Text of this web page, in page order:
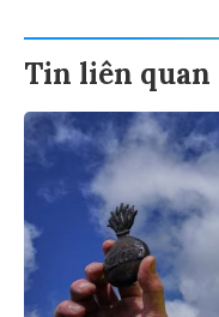
Tin liên quan